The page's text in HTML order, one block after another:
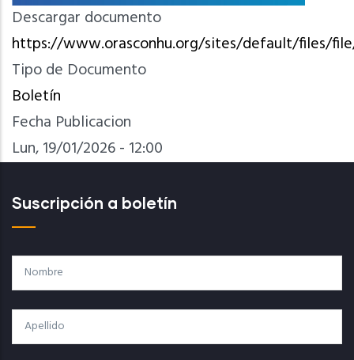
Descargar documento
https://www.orasconhu.org/sites/default/files/
Tipo de Documento
Boletín
Fecha Publicacion
Lun, 19/01/2026 - 12:00
Suscripción a boletín
Nombre
Apellido